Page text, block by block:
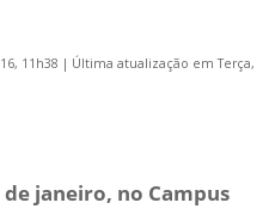
11h38 | Última atualização em Terça,
janeiro, no Campus